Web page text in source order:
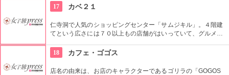
どれもほっとする味わいのものばかり。
17 カベ２１
仁寺洞で人気のショッピングセンター「サムジキル」。４階建
てという広さには７０以上もの店舗がはいっていて、グルメや
では螺細製品や乗り下など、韓国の伝統工芸品を取り扱い、お
気に入りの１つが見つかるはず。
18 カフェ・ゴゴス
店名の由来は、お店のキャラクターであるゴリラの「GOGOS